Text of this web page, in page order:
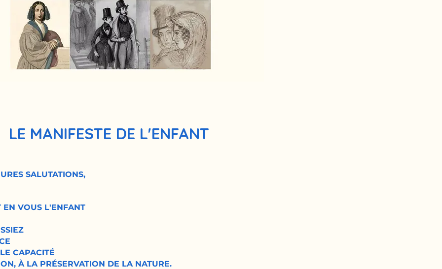
LE MANIFESTE DE L'ENFANT
SALUTATIONS,
EN VOUS L'ENFANT
CAPACITÉ
À LA PRÉSERVATION DE LA NATURE.